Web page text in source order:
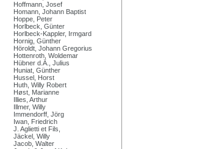
Hoffmann, Josef
Homann, Johann Baptist
Hoppe, Peter
Horlbeck, Günter
Horlbeck-Kappler, Irmgard
Hornig, Günther
Höroldt, Johann Gregorius
Hottenroth, Woldemar
Hübner d.Ä., Julius
Huniat, Günther
Hussel, Horst
Huth, Willy Robert
Høst, Marianne
Illies, Arthur
Illmer, Willy
Immendorff, Jörg
Iwan, Friedrich
J. Aglietti et Fils,
Jäckel, Willy
Jacob, Walter